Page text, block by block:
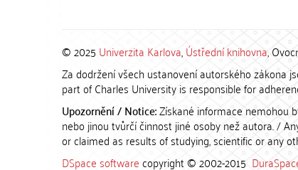
© 2025 Univerzita Karlova,Ústřední knihovna,
Za dodržení všech ustanovení autorského zákona
part of Charles University is responsible for
Upozornění / Notice:Získané informace nemohou
nebo jinou tvůrčí činnost jiné osoby než autora. /
or claimed as results of studying, scientific or any
DSpace softwarecopyright © 2002-2015